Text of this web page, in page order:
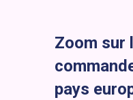
Zoom sur
pays